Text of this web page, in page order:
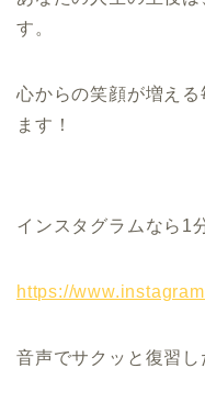
す。
心からの笑顔が増え
ます！
インスタグラムなら1
https://
音声でサクッと復習し